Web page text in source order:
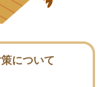
について